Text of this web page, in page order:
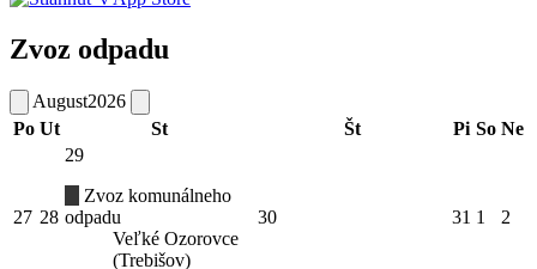
Zvoz odpadu
August2026
Po Ut St Št Pi So Ne
27 28
29
Zvoz komunálneho
odpadu
Veľké Ozorovce
(Trebišov)
30 31 1 2